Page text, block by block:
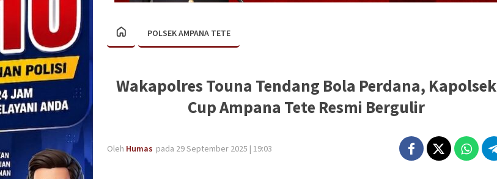
POLSEK AMPANA TETE
Wakapolres Touna Tendang Bola Perdana, Kapolsek
Cup Ampana Tete Resmi Bergulir
Oleh Humas pada 29 September 2025 | 19:03